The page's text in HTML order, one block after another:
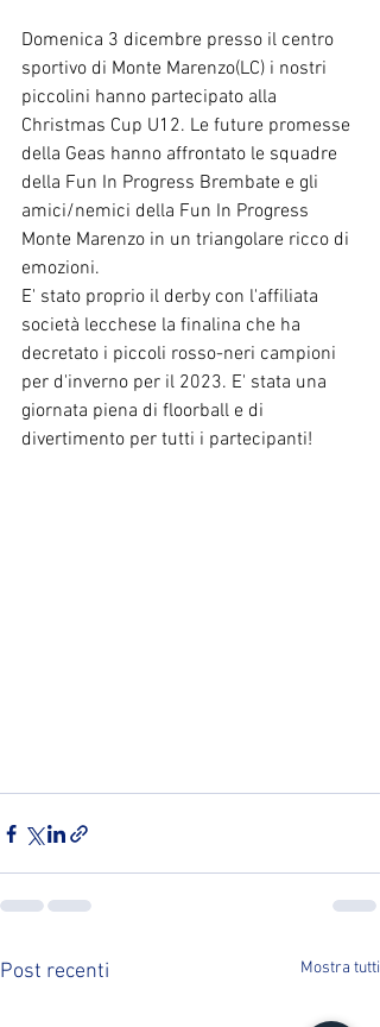
Domenica 3 dicembre presso il centro
sportivo di Monte Marenzo(LC) i nostri
piccolini hanno partecipato alla
Christmas Cup U12. Le future promesse
della Geas hanno affrontato le squadre
della Fun In Progress Brembate e gli
amici/nemici della Fun In Progress
Monte Marenzo in un triangolare ricco di
emozioni.
E' stato proprio il derby con l'affiliata
società lecchese la finalina che ha
decretato i piccoli rosso-neri campioni
per d'inverno per il 2023. E' stata una
giornata piena di floorball e di
divertimento per tutti i partecipanti!
Post recenti Mostra tutti